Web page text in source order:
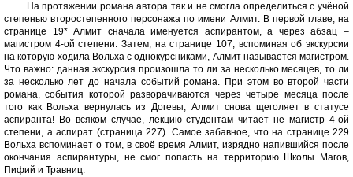
На протяжении романа автора так и не смогла определиться с учёной
степенью второстепенного персонажа по имени Алмит. В первой главе, на
странице 19* Алмит сначала именуется аспирантом, а через абзац –
магистром 4-ой степени. Затем, на странице 107, вспоминая об экскурсии
на которую ходила Вольха с однокурсниками, Алмит называется магистром.
Что важно: данная экскурсия произошла то ли за несколько месяцев, то ли
за несколько лет до начала событий романа. При этом во второй части
романа, события которой разворачиваются через четыре месяца после
того как Вольха вернулась из Догевы, Алмит снова щеголяет в статусе
аспиранта! Во всяком случае, лекцию студентам читает не магистр 4-ой
степени, а аспират (страница 227). Самое забавное, что на странице 229
Вольха вспоминает о том, в своё время Алмит, изрядно напившийся после
окончания аспирантуры, не смог попасть на территорию Школы Магов,
Пифий и Травниц.